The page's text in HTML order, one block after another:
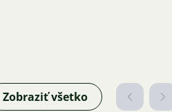
Zobraziť všetko